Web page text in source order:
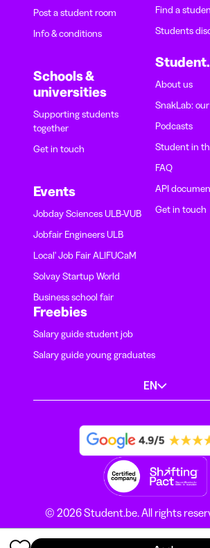
Post a student room
Info & conditions
Schools &
universities
Supporting students
together
Get in touch
Events
Jobday Sciences ULB-VUB
Jobfair Engineers ULB
Local' Job Fair ALIFUCaM
Solvay Startup World
Business school fair
Find a
Students
About us
SnakLab:
Podcasts
Student in
FAQ
API
Get in touch
Freebies
Salary guide student job
Salary guide young graduates
EN
© 2026 Student.be. All rights
Terms and conditions Privacy